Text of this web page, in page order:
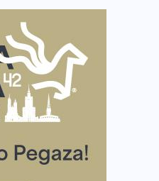
Polski
w historii.
pobiegło dla Bohaterów!
się w bieganiu?
które warto włączyć do
na weekend z